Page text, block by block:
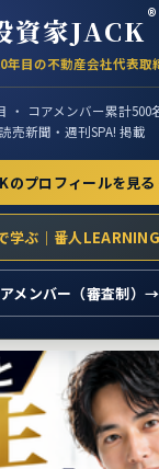
資家JACK®
年目の不動産会社代表取
・ コアメンバー累計500
読売新聞・週刊SPA! 掲載
のプロフィールを見
学ぶ｜番人
メンバー（審査制）→